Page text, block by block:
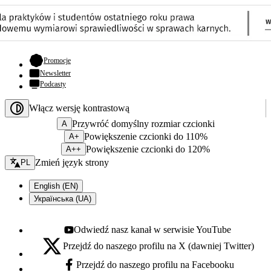
Promocje- otwiera się w nowej karcie
Newsletter
Podcasty
Włącz wersję kontrastową
A Przywróć domyślny rozmiar czcionki
A+ Powiększenie czcionki do 110%
A++ Powiększenie czcionki do 120%
Zmień język - bieżący:
PL Zmień język strony
English (EN)
Українська (UA)
Youtube - otwiera się w nowej karcie
Odwiedź nasz kanał w serwisie YouTube
X - otwiera się w nowej karcie
Przejdź do naszego profilu na X (dawniej Twitter)
Facebook - otwiera się w nowej karcie
Przejdź do naszego profilu na Facebooku